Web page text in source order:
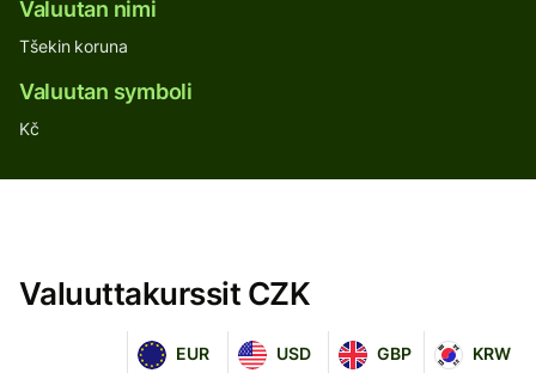
Valuutan nimi
Tšekin koruna
Valuutan symboli
Kč
Valuuttakurssit CZK
EUR
EUR USD
USD GBP
GBP KRW
KRW